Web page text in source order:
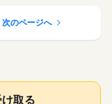
次のページへ
取る